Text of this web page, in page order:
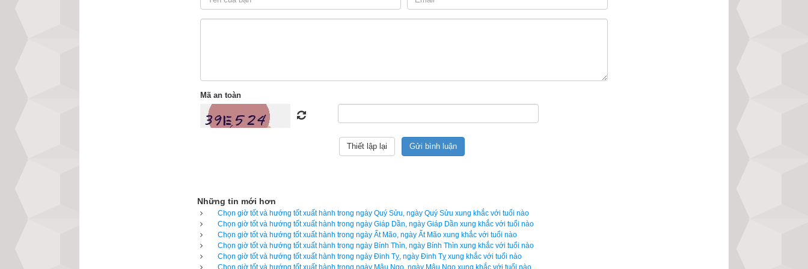
lựa chọn được ngày tốt, giờ đẹp để khởi sự công việc. Hãy thử một lần để cảm nhận sự khác biệt so
với các phần mềm lịch vạn sự khác.
Ngày cần xem
Ngày khởi sự (DL)
Mã an toàn
Những tin mới hơn
Chọn giờ tốt và hướng tốt xuất hành trong ngày Quý Sửu, ngày Quý Sửu xung khắc với tuổi nào
Chọn giờ tốt và hướng tốt xuất hành trong ngày Giáp Dần, ngày Giáp Dần xung khắc với tuổi nào
Chọn giờ tốt và hướng tốt xuất hành trong ngày Ất Mão, ngày Ất Mão xung khắc với tuổi nào
Chọn giờ tốt và hướng tốt xuất hành trong ngày Bính Thìn, ngày Bính Thìn xung khắc với tuổi nào
Chọn giờ tốt và hướng tốt xuất hành trong ngày Đinh Tỵ, ngày Đinh Tỵ xung khắc với tuổi nào
Chọn giờ tốt và hướng tốt xuất hành trong ngày Mậu Ngọ, ngày Mậu Ngọ xung khắc với tuổi nào